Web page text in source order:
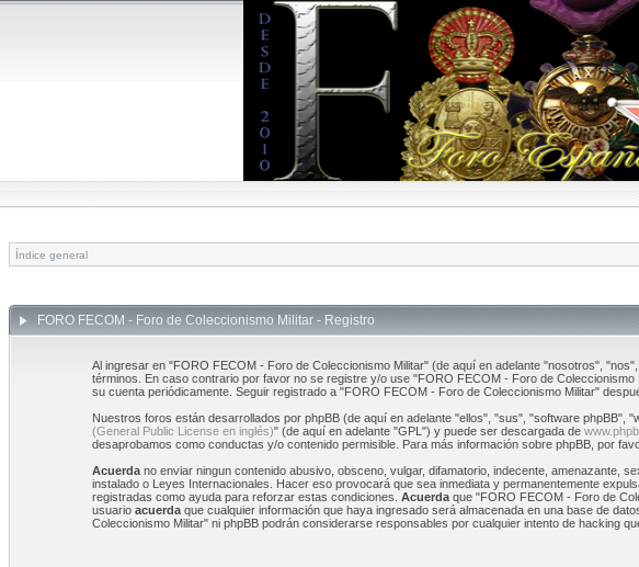
Índice general
FORO FECOM - Foro de Coleccionismo Militar - Registro
Al ingresar en "FORO FECOM - Foro de Coleccionismo Militar" (de aquí en adelante "nosotros",
términos. En caso contrario por favor no se registre y/o use "FORO FECOM - Foro de
su cuenta periódicamente. Seguir registrado a "FORO FECOM - Foro de Coleccionismo Militar"
Nuestros foros están desarrollados por phpBB (de aquí en adelante "ellos", "sus", "software phpBB",
(General Public License en inglés)" (de aquí en adelante "GPL") y puede ser descargada de
desaprobamos como conductas y/o contenido permisible. Para más información sobre phpBB, por
Acuerda no enviar ningun contenido abusivo, obsceno, vulgar, difamatorio, indecente, amenazante,
instalado o Leyes Internacionales. Hacer eso provocará que sea inmediata y permanentemente
registradas como ayuda para reforzar estas condiciones. Acuerda que "FORO FECOM - Foro de
usuario acuerda que cualquier información que haya ingresado será almacenada en una base de
Coleccionismo Militar" ni phpBB podrán considerarse responsables por cualquier intento de hacking